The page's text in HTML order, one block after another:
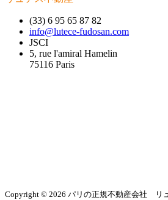
(33) 6 95 65 87 82
info@lutece-fudosan.com
JSCI
5, rue l'amiral Hamelin
75116 Paris
Copyright © 2026 パリの正規不動産会社 リ